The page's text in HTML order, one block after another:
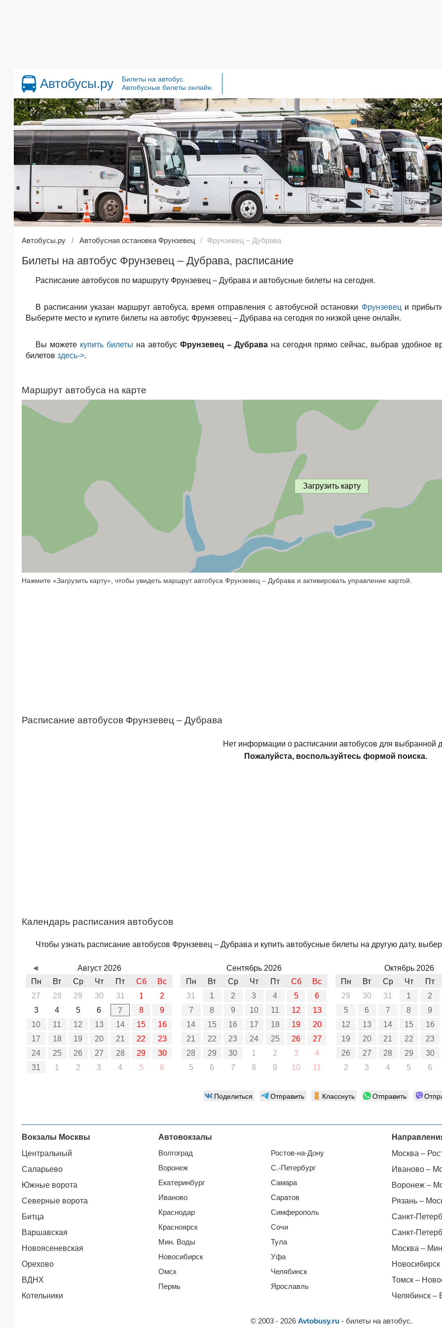
Автобусы.ру
Билеты на автобус.
Автобусные билеты онлайн.
Автобусы.ру Автобусная остановка Фрунзевец Фрунзевец – Дубрава
Билеты на автобус Фрунзевец – Дубрава, расписание
Расписание автобусов по маршруту Фрунзевец – Дубрава и автобусные билеты на сегодня.
В расписании указан маршрут автобуса, время отправления с автобусной остановки Фрунзевец и
Выберите место и купите билеты на автобус Фрунзевец – Дубрава на сегодня по низкой цене онлайн.
Вы можете купить билеты на автобус Фрунзевец – Дубравана сегодня прямо сейчас, выбрав удобное
билетов здесь->.
Маршрут автобуса на карте
Загрузить карту
Нажмите «Загрузить карту», чтобы увидеть маршрут автобуса Фрунзевец – Дубрава и активировать управление картой.
Расписание автобусов Фрунзевец – Дубрава
Нет информации о расписании автобусов для выбранной
Пожалуйста, воспользуйтесь формой поиска.
Календарь расписания автобусов
Чтобы узнать расписание автобусов Фрунзевец – Дубрава и купить автобусные билеты на другую дату,
Август 2026
Пн
Вт Ср Чт Пт Сб
Вс
27
28 29 30 31 1
2
3
4 5 6 7 8
9
10
11 12 13 14 15
16
17
18 19 20 21 22
23
24
25 26 27 28 29
30
31
1 2 3 4 5 6
Сентябрь 2026
Пн
Вт Ср Чт Пт Сб
Вс
31
1 2 3 4 5
6
7
8 9 10 11 12
13
14
15 16 17 18 19
20
21
22 23 24 25 26
27
28
29 30 1 2 3
4
5
6 7 8 9 10 11
Октябрь 2026
Пн
Вт Ср Чт
Пт
29
30 31 1
2
5
6 7 8
9
12
13 14 15
16
19
20 21 22
23
26
27 28 29
30
2
3 4 5 6
◄
Поделиться Отправить Класснуть Отправить
Вокзалы Москвы
Центральный
Саларьево
Южные ворота
Северные ворота
Битца
Варшавская
Новоясеневская
Орехово
ВДНХ
Котельники
Автовокзалы
Волгоград
Воронеж
Екатеринбург
Иваново
Краснодар
Красноярск
Мин. Воды
Новосибирск
Омск
Пермь
Ростов-на-Дону
С.-Петербург
Самара
Саратов
Симферополь
Сочи
Тула
Уфа
Челябинск
Ярославль
Москва –
Иваново –
Воронеж –
Рязань –
Санкт-
Санкт-
Москва –
Томск –
Челябинск –
© 2003 - 2026 Avtobusy.ru - билеты на автобус.